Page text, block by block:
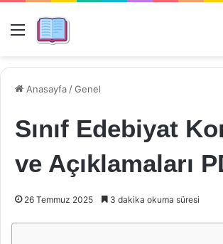
Menü
Anasayfa /Genel
Sınıf Edebiyat
ve Açıklamaları
26 Temmuz 2025 3 dakika okuma süresi